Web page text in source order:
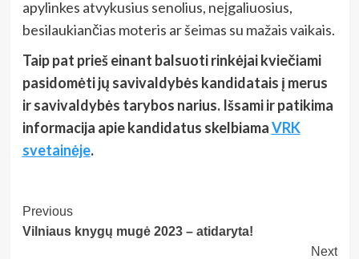
apylinkes atvykusius senolius, neįgaliuosius,
besilaukiančias moteris ar šeimas su mažais vaikais.
Taip pat prieš einant balsuoti rinkėjai kviečiami
pasidomėti jų savivaldybės kandidatais į merus
ir savivaldybės tarybos narius. Išsami ir patikima
informacija apie kandidatus skelbiamaVRK
svetainėje.
Post
Navigation
Previous
Vilniaus knygų mugė 2023 – atidaryta!
Next